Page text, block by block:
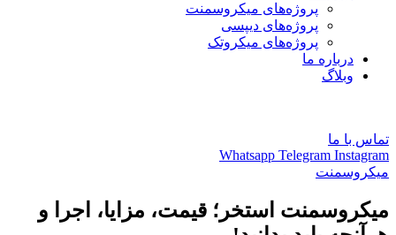
پروژه‌های میکروسمنت
پروژه‌های دیپسی
پروژه‌های میکروتک
درباره ما
وبلاگ
تماس با ما
Whatsapp Telegram Instagram
میکروسمنت
میکروسمنت استخر؛ قیمت، مزایا، اجرا و